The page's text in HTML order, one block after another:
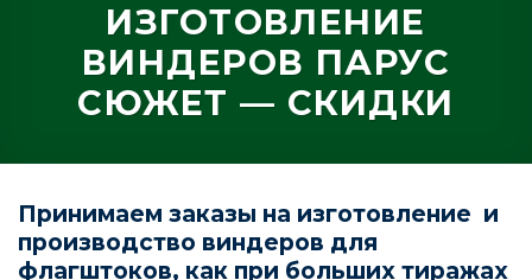
ИЗГОТОВЛЕНИЕ
ВИНДЕРОВ ПАРУС
СЮЖЕТ — СКИДКИ
Принимаем заказы на изготовление и
производство виндеров для
флагштоков, как при больших тиражах